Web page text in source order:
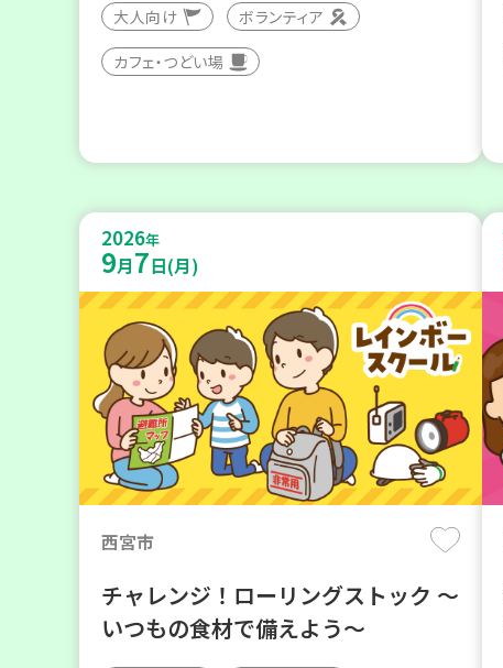
大人向け ボランティア
カフェ・つどい場
2026年
9月7日(月)
西宮市
チャレンジ！ローリングストック ～
いつもの食材で備えよう～